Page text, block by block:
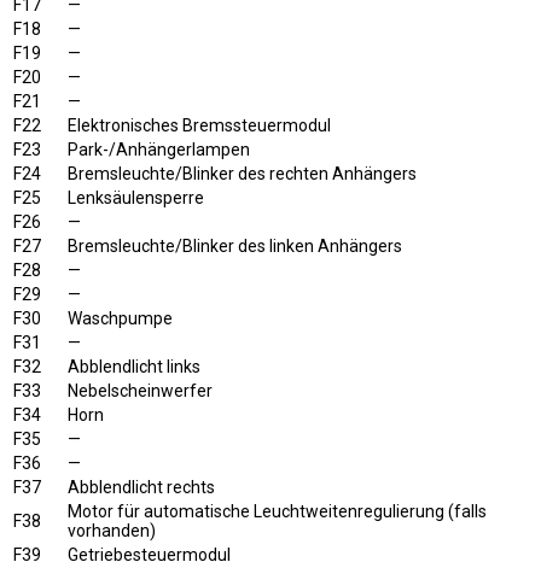
F17
—
F18
—
F19
—
F20
—
F21
—
F22
Elektronisches Bremssteuermodul
F23
Park-/Anhängerlampen
F24
Bremsleuchte/Blinker des rechten Anhängers
F25
Lenksäulensperre
F26
—
F27
Bremsleuchte/Blinker des linken Anhängers
F28
—
F29
—
F30
Waschpumpe
F31
—
F32
Abblendlicht links
F33
Nebelscheinwerfer
F34
Horn
F35
—
F36
—
F37
Abblendlicht rechts
F38
Motor für automatische Leuchtweitenregulierung (falls
vorhanden)
F39
Getriebesteuermodul